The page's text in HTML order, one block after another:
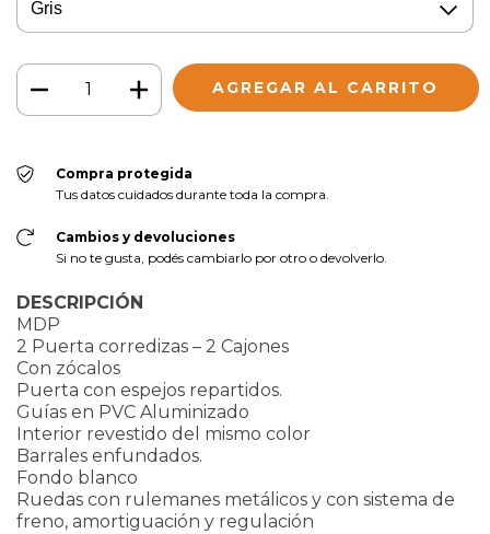
Compra protegida
Tus datos cuidados durante toda la compra.
Cambios y devoluciones
Si no te gusta, podés cambiarlo por otro o devolverlo.
DESCRIPCIÓN
MDP
2 Puerta corredizas – 2 Cajones
Con zócalos
Puerta con espejos repartidos.
Guías en PVC Aluminizado
Interior revestido del mismo color
Barrales enfundados.
Fondo blanco
Ruedas con rulemanes metálicos y con sistema de
freno, amortiguación y regulación